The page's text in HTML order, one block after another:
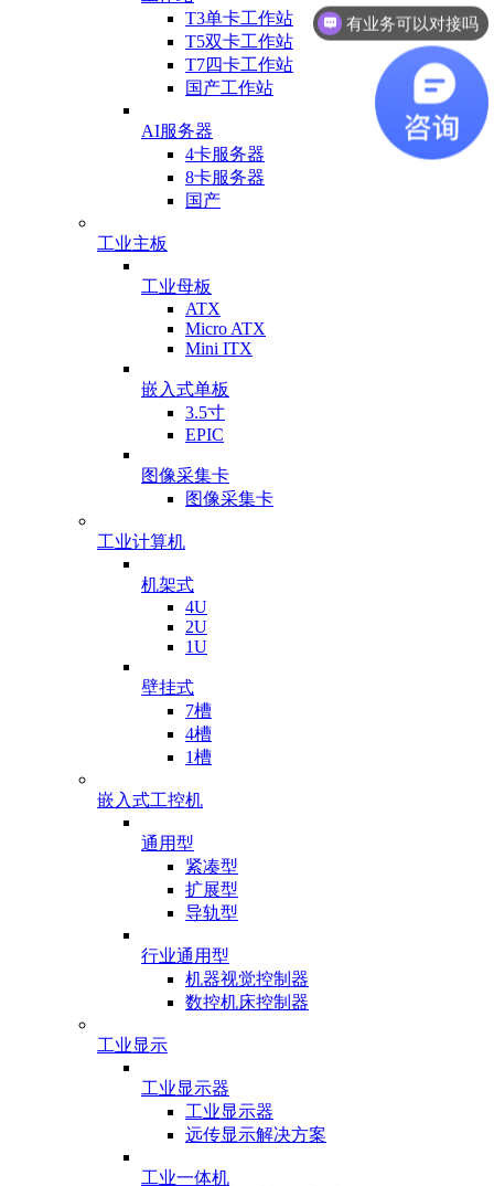
T3单卡工作站
T5双卡工作站
T7四卡工作站
国产工作站
AI服务器
4卡服务器
8卡服务器
国产
工业主板
工业母板
ATX
Micro ATX
Mini ITX
嵌入式单板
3.5寸
EPIC
图像采集卡
图像采集卡
工业计算机
机架式
4U
2U
1U
壁挂式
7槽
4槽
1槽
嵌入式工控机
通用型
紧凑型
扩展型
导轨型
行业通用型
机器视觉控制器
数控机床控制器
工业显示
工业显示器
工业显示器
远传显示解决方案
工业一体机
有业务可以对接吗